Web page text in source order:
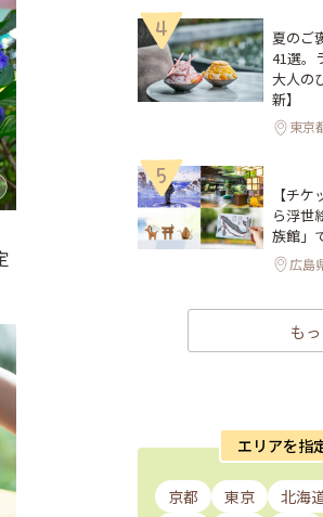
4
夏のご
41選。
大人の
新】
東京
5
【チ
ら浮世
族館」
広島
も
エリアを指
京都 東京 北海